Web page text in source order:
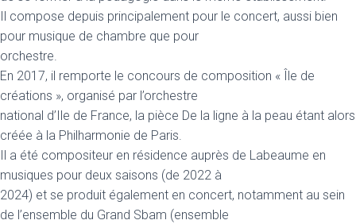
Il compose depuis principalement pour le concert, aussi bien
pour musique de chambre que pour
orchestre.
En 2017, il remporte le concours de composition « Île de
créations », organisé par l’orchestre
national d’Ile de France, la pièce De la ligne à la peau étant alors
créée à la Philharmonie de Paris.
Il a été compositeur en résidence auprès de Labeaume en
musiques pour deux saisons (de 2022 à
2024) et se produit également en concert, notamment au sein
de l’ensemble du Grand Sbam (ensemble